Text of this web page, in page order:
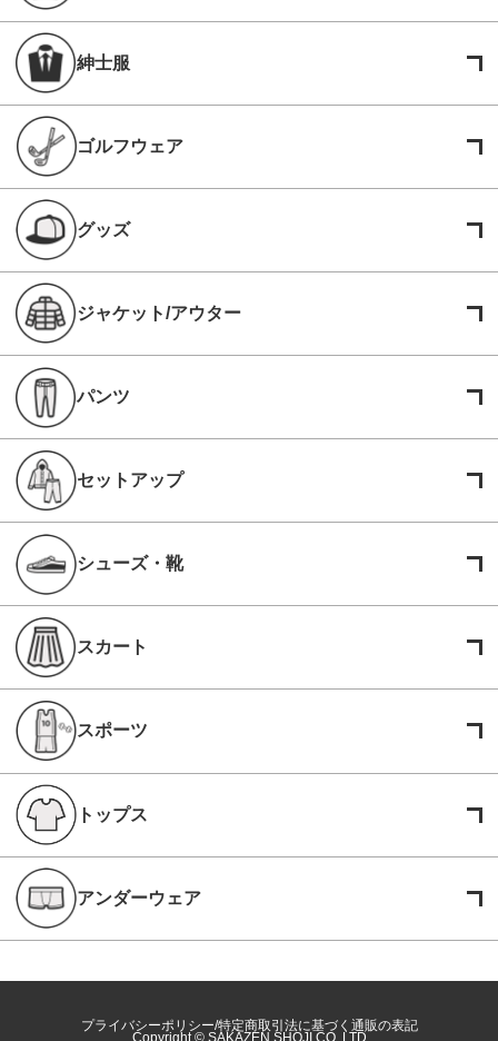
紳士服
ゴルフウェア
グッズ
ジャケット/アウター
パンツ
セットアップ
シューズ・靴
スカート
スポーツ
トップス
アンダーウェア
プライバシーポリシー 特定商取引法に基づく通販の表記